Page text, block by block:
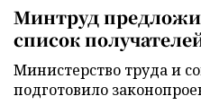
Минтруд
список
Министерство труда и
подготовило